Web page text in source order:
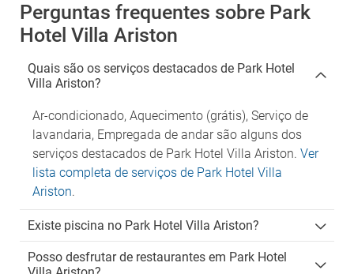
Perguntas frequentes sobre Park
Hotel Villa Ariston
Quais são os serviços destacados de Park Hotel
Villa Ariston?
Ar-condicionado, Aquecimento (grátis), Serviço de
lavandaria, Empregada de andar são alguns dos
serviços destacados de Park Hotel Villa Ariston. Ver
lista completa de serviços de Park Hotel Villa
Ariston.
Existe piscina no Park Hotel Villa Ariston?
Posso desfrutar de restaurantes em Park Hotel